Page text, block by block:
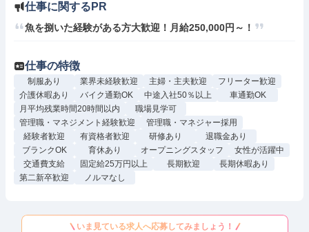
仕事に関するPR
魚を捌いた経験がある方大歓迎！月給250,000円～！
仕事の特徴
制服あり 業界未経験歓迎 主婦・主夫歓迎
フリーター歓迎
介護休暇あり
バイク通勤OK 中途入社50％以上
車通勤OK
月平均残業時間20時間以内
職場見学可
管理職・マネジメント経験歓迎
管理職・マネジャー採用
経験者歓迎
有資格者歓迎 研修あり
退職金あり
ブランクOK
育休あり オープニングスタッフ
女性が活躍中
交通費支給
固定給25万円以上 長期歓迎
長期休暇あり
第二新卒歓迎
ノルマなし
いま見ている求人へ応募してみましょう！